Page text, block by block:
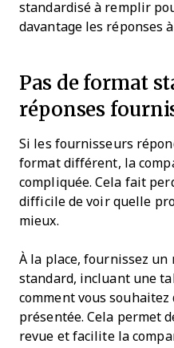
standardisé à remplir
davantage les réponses
Pas de format
réponses
Si les fournisseurs
format différent, la
compliquée. Cela fait
difficile de voir quelle
mieux.
À la place, fournissez un
standard, incluant une
comment vous
présentée. Cela permet
revue et facilite la